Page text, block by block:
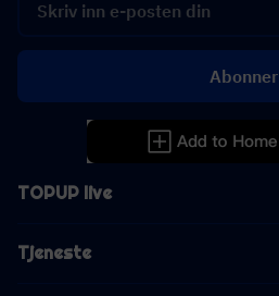
TOPUP live
Tjeneste
Abonner